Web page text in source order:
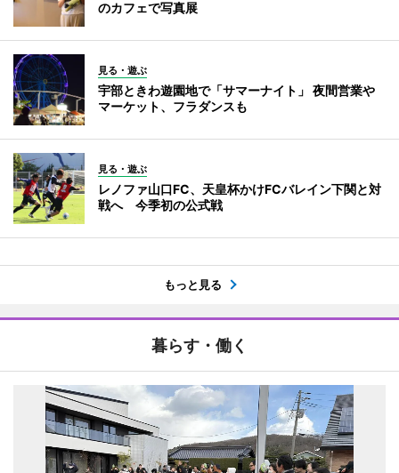
のカフェで写真展
見る・遊ぶ
宇部ときわ遊園地で「サマーナイト」 夜間営業や
マーケット、フラダンスも
見る・遊ぶ
レノファ山口FC、天皇杯かけFCバレイン下関と対
戦へ 今季初の公式戦
もっと見る
暮らす・働く